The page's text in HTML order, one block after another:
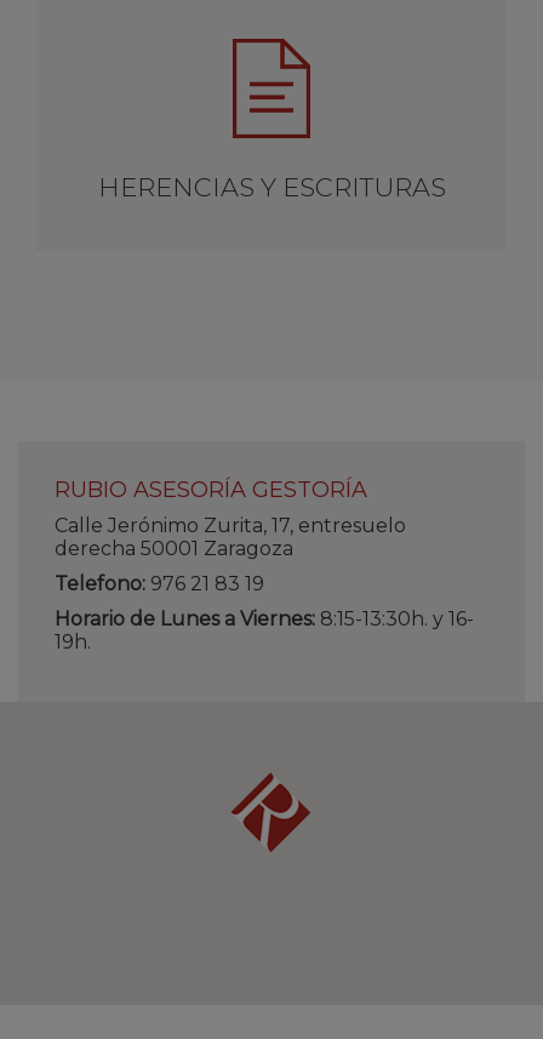
HERENCIAS Y ESCRITURAS
RUBIO ASESORÍA GESTORÍA
Calle Jerónimo Zurita, 17, entresuelo
derecha 50001 Zaragoza
Telefono: 976 21 83 19
Horario de Lunes a Viernes: 8:15-13:30h. y 16-
19h.